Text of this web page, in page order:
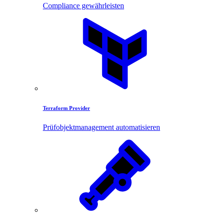
Compliance gewährleisten
Terraform Provider
Prüfobjektmanagement automatisieren